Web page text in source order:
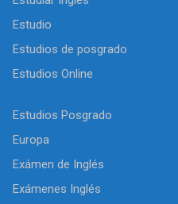
Estudio
Estudios de posgrado
Estudios Online
Estudios Posgrado
Europa
Exámen de Inglés
Exámenes Inglés